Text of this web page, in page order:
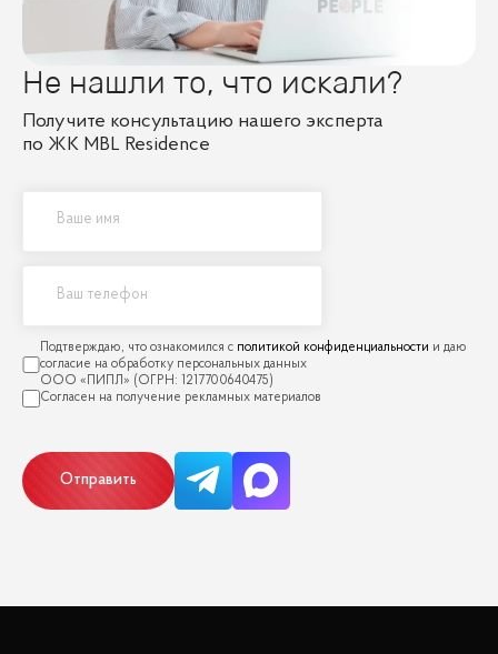
Не нашли то, что искали?
Получите консультацию нашего эксперта
по ЖК MBL Residence
политикой конфиденциальности
Отправить